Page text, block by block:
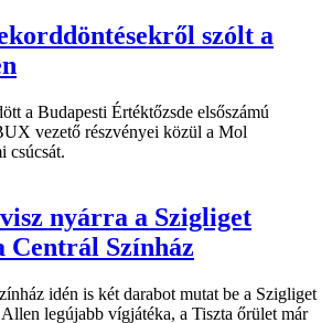
szólt a
a Budapesti Értéktőzsde elsőszámú
vezető részvényei közül a Mol
csúcsát.
nyárra a Szigliget
Centrál Színház
idén is két darabot mutat be a Szigliget
legújabb vígjátéka, a Tiszta őrület már